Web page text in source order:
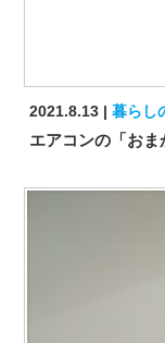
2021.8.13 暮らし
エアコンの「お